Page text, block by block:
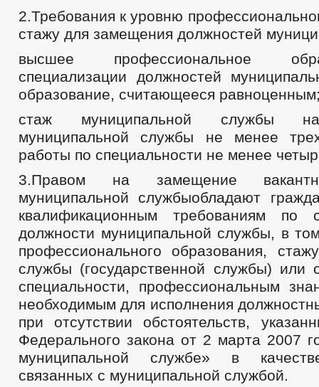
2.Требования к уровню
стажу для замещения должностей
высшее профессиональное
специализации должностей
образование, считающееся
стаж муниципальной службы на
муниципальной службы не менее
работы по специальности не менее
3.Правом на замещение
муниципальной службыобладают
квалификационным требованиям по
должности муниципальной службы, в
профессионального образования,
службы (государственной службы) или
специальности, профессиональным
необходимым для исполнения
при отсутствии обстоятельств,
Федерального закона от 2 марта
муниципальной службе» в
связанных с муниципальной службой.